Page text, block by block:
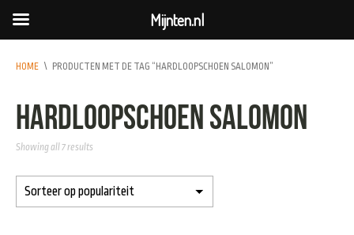
HOME \ PRODUCTEN MET DE TAG “HARDLOOPSCHOEN SALOMON”
hardloopschoen salomon
Showing all 7 results
Mijnten.nl